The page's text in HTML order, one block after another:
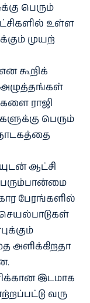
பெரும்​
உள்ள
முயற்​
கூறிக்​
அழுத்​தங்​கள்
ராஜி​
பெரும்​
ஆட்சி
பேரங்​களில்
செயல்​பாடு​கள்
அளிக்​கிறதா
இடமாக
வரு​